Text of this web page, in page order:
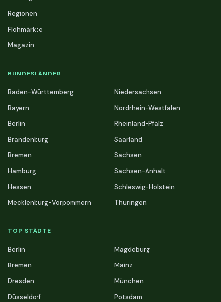
Regionen
Flohmärkte
Magazin
BUNDESLÄNDER
Baden-Württemberg
Bayern
Berlin
Brandenburg
Bremen
Hamburg
Hessen
Mecklenburg-Vorpommern
Niedersachsen
Nordrhein-Westfalen
Rheinland-Pfalz
Saarland
Sachsen
Sachsen-Anhalt
Schleswig-Holstein
Thüringen
TOP STÄDTE
Berlin
Bremen
Dresden
Düsseldorf
Magdeburg
Mainz
München
Potsdam